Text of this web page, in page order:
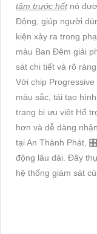
tâm trước hếtnó
Động, giúp người
kiện xảy ra trong
màu Ban Đêm giải
sát chi tiết và rõ
Với chip
màu sắc, tái tạo
trang bị ưu việt Hổ
hơn và dễ dàng
tại An Thành Phát, 🎛
động lâu dài. Đây
hệ thống giám sát